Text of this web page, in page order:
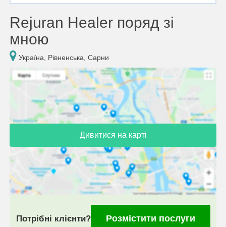
Rejuran Healer поряд зі
мною
Україна, Рівненська, Сарни
Дивитися на карті
Потрібні клієнти? Розмістити послуги